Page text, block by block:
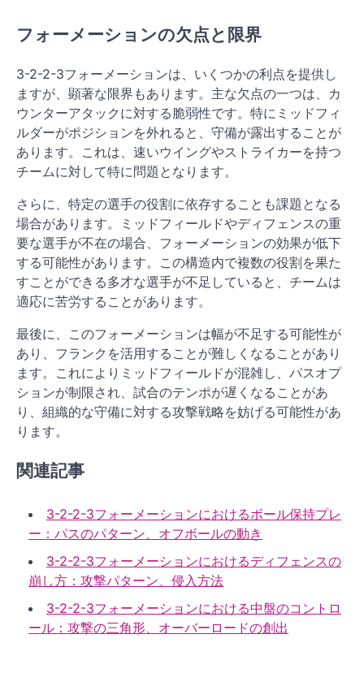
フォーメーションの欠点と限界
3-2-2-3フォーメーションは、いくつかの利点を提供し
ますが、顕著な限界もあります。主な欠点の一つは、カ
ウンターアタックに対する脆弱性です。特にミッドフィ
ルダーがポジションを外れると、守備が露出することが
あります。これは、速いウイングやストライカーを持つ
チームに対して特に問題となります。
さらに、特定の選手の役割に依存することも課題となる
場合があります。ミッドフィールドやディフェンスの重
要な選手が不在の場合、フォーメーションの効果が低下
する可能性があります。この構造内で複数の役割を果た
すことができる多才な選手が不足していると、チームは
適応に苦労することがあります。
最後に、このフォーメーションは幅が不足する可能性が
あり、フランクを活用することが難しくなることがあり
ます。これによりミッドフィールドが混雑し、パスオプ
ションが制限され、試合のテンポが遅くなることがあ
り、組織的な守備に対する攻撃戦略を妨げる可能性があ
ります。
関連記事
3-2-2-3フォーメーションにおけるボール保持プレ
ー：パスのパターン、オフボールの動き
3-2-2-3フォーメーションにおけるディフェンスの
崩し方：攻撃パターン、侵入方法
3-2-2-3フォーメーションにおける中盤のコントロ
ール：攻撃の三角形、オーバーロードの創出